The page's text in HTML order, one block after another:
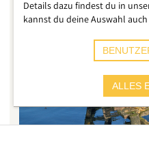
Details dazu findest du in
kannst du deine Auswahl
ALLES